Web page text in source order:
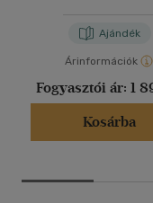
Ajándék
Árinformációk
Fogyasztói ár: 1
Kosárba